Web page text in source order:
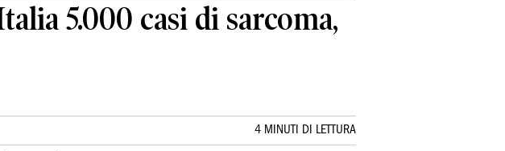
5.000 casi di sarcoma,
4 MINUTI DI LETTURA